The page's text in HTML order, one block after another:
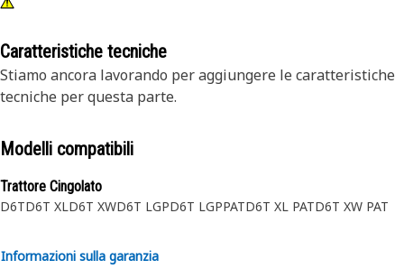
Caratteristiche tecniche
Stiamo ancora lavorando per aggiungere le caratteristiche
tecniche per questa parte.
Modelli compatibili
Trattore Cingolato
D6TD6T XLD6T XWD6T LGPD6T LGPPATD6T XL PATD6T XW PAT
Informazioni sulla garanzia